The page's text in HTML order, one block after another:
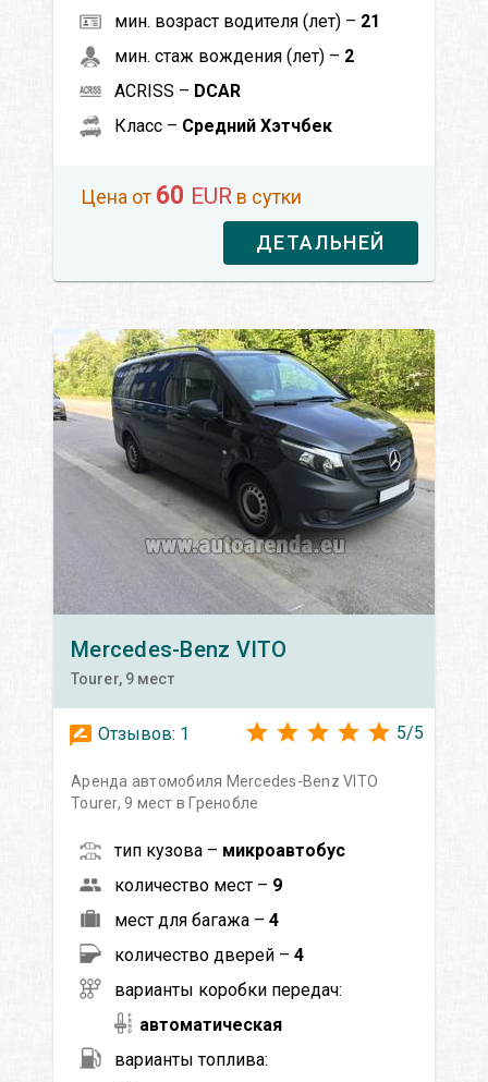
мин. возраст водителя (лет) – 21
мин. стаж вождения (лет) – 2
ACRISS – DCAR
Класс – Средний Хэтчбек
Цена от 60 EUR в сутки
ДЕТАЛЬНЕЙ
Mercedes-Benz VITO
Tourer, 9 мест
Отзывов: 1 5/5
Аренда автомобиля Mercedes-Benz VITO
Tourer, 9 мест в Гренобле
тип кузова – микроавтобус
количество мест – 9
мест для багажа – 4
количество дверей – 4
варианты коробки передач:
автоматическая
варианты топлива: